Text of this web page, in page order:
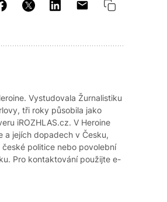
Vystudovala Žurnalistiku
tři roky působila jako
iROZHLAS.cz. V Heroine
a jejích dopadech v Česku,
politice nebo povolební
Pro kontaktování použijte e-